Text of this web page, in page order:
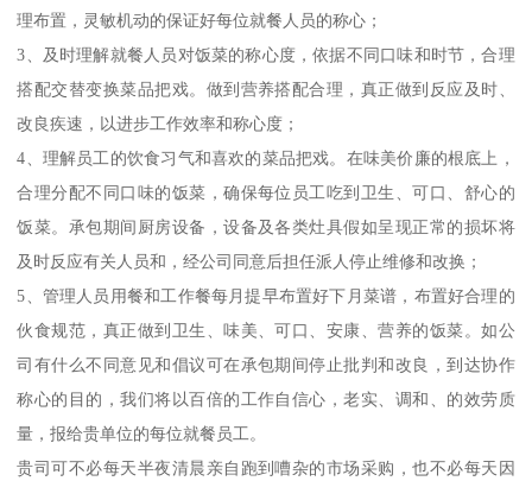
理布置，灵敏机动的保证好每位就餐人员的称心；
3、及时理解就餐人员对饭菜的称心度，依据不同口味和时节，合理
搭配交替变换菜品把戏。做到营养搭配合理，真正做到反应及时、
改良疾速，以进步工作效率和称心度；
4、理解员工的饮食习气和喜欢的菜品把戏。在味美价廉的根底上，
合理分配不同口味的饭菜，确保每位员工吃到卫生、可口、舒心的
饭菜。承包期间厨房设备，设备及各类灶具假如呈现正常的损坏将
及时反应有关人员和，经公司同意后担任派人停止维修和改换；
5、管理人员用餐和工作餐每月提早布置好下月菜谱，布置好合理的
伙食规范，真正做到卫生、味美、可口、安康、营养的饭菜。如公
司有什么不同意见和倡议可在承包期间停止批判和改良，到达协作
称心的目的，我们将以百倍的工作自信心，老实、调和、的效劳质
量，报给贵单位的每位就餐员工。
贵司可不必每天半夜清晨亲自跑到嘈杂的市场采购，也不必每天因